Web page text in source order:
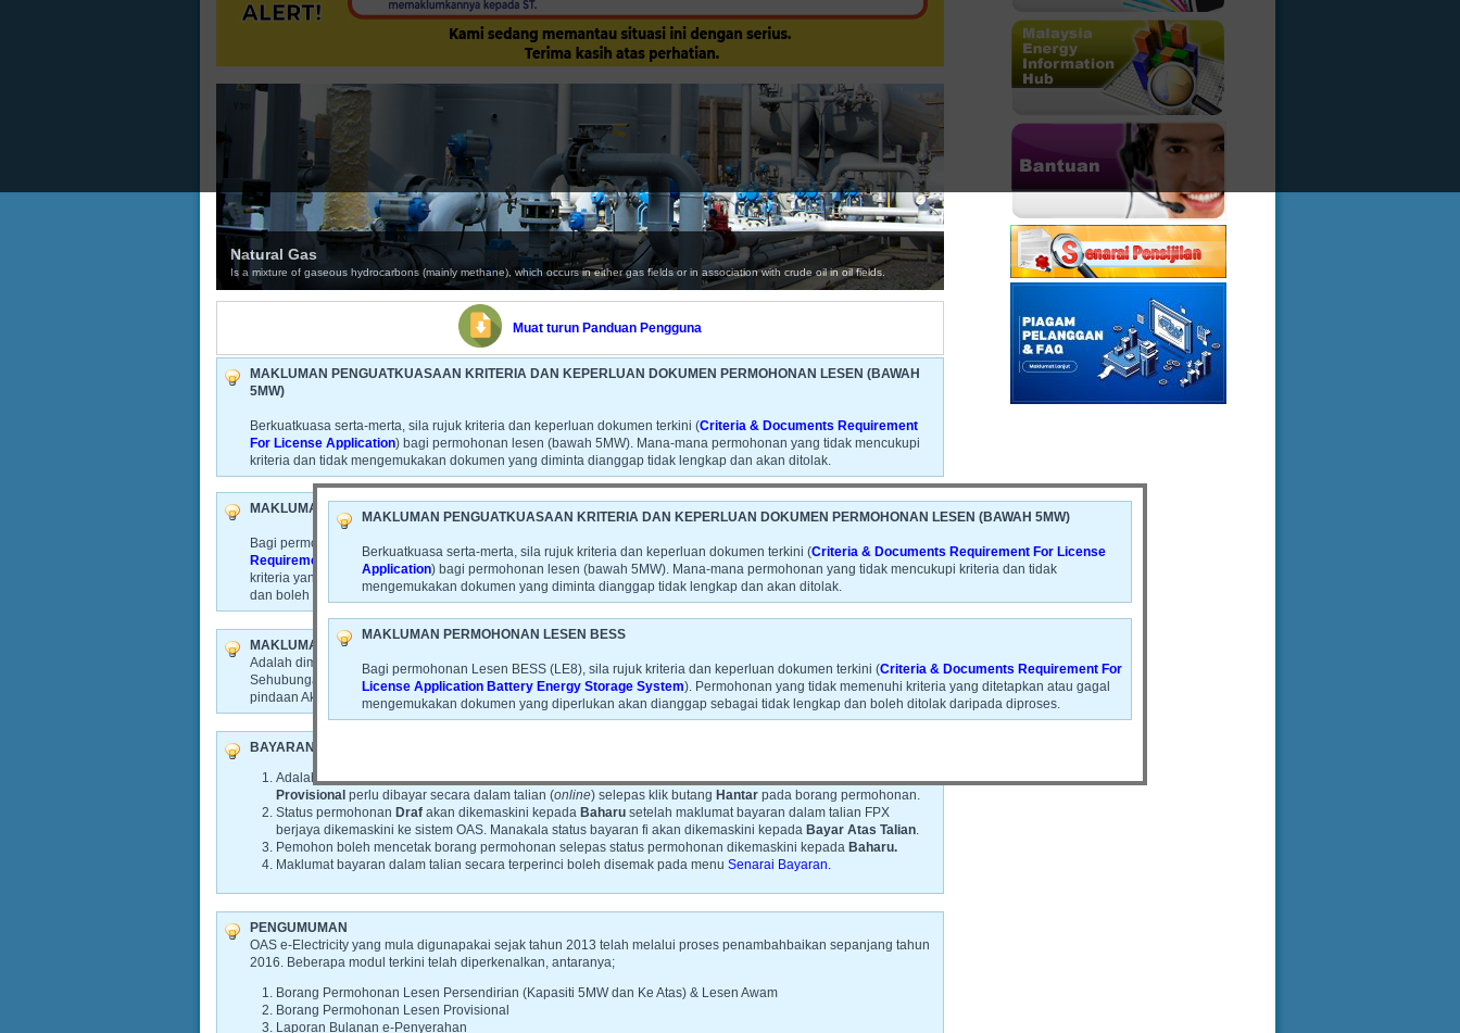
Natural Gas
Is a mixture of gaseous hydrocarbons (mainly methane), which occurs in either gas fields or in association with crude oil in oil fields.
Muat turun Panduan Pengguna
MAKLUMAN PENGUATKUASAAN KRITERIA DAN KEPERLUAN DOKUMEN PERMOHONAN LESEN (BAWAH
5MW)
Berkuatkuasa serta-merta, sila rujuk kriteria dan keperluan dokumen terkini (Criteria & Documents Requirement
For License Application) bagi permohonan lesen (bawah 5MW). Mana-mana permohonan yang tidak mencukupi
kriteria dan tidak mengemukakan dokumen yang diminta dianggap tidak lengkap dan akan ditolak.
MAKLUMAN PERMOHONAN LESEN BESS
Bagi permohonan Lesen BESS (LE8), sila rujuk kriteria dan keperluan dokumen terkini ( Criteria & Documents
Requirement For License Application Battery Energy Storage System). Permohonan yang tidak memenuhi
kriteria yang ditetapkan atau gagal mengemukakan dokumen yang diperlukan akan dianggap sebagai tidak lengkap
dan boleh ditolak daripada diproses.
MAKLUMAN
Adalah dimaklumkan bahawa Akta Bekalan Gas (Pindaan) 2016 telah mula berkuat kuasa pada 16 Januari 2017.
Sehubungan dengan itu, aplikasi dalam talian (e-Gas) bagi permohonan lesen telah ditambah baik selaras dengan
pindaan Akta tersebut.
BAYARAN FI PEMPROSESAN
Adalah dimaklumkan bahawa fi pemprosesan bagi permohonanJG1, JG8, JG9, Lesen Awam dan Lesen
Provisional perlu dibayar secara dalam talian (online) selepas klik butang Hantar pada borang permohonan.
Status permohonan Draf akan dikemaskini kepada Baharu setelah maklumat bayaran dalam talian FPX
berjaya dikemaskini ke sistem OAS. Manakala status bayaran fi akan dikemaskini kepada Bayar Atas Talian.
Pemohon boleh mencetak borang permohonan selepas status permohonan dikemaskini kepada Baharu.
Maklumat bayaran dalam talian secara terperinci boleh disemak pada menu Senarai Bayaran.
PENGUMUMAN
OAS e-Electricity yang mula digunapakai sejak tahun 2013 telah melalui proses penambahbaikan sepanjang tahun
2016. Beberapa modul terkini telah diperkenalkan, antaranya;
Borang Permohonan Lesen Persendirian (Kapasiti 5MW dan Ke Atas) & Lesen Awam
Borang Permohonan Lesen Provisional
Laporan Bulanan e-Penyerahan
MAKLUMAN PENGUATKUASAAN KRITERIA DAN KEPERLUAN DOKUMEN PERMOHONAN LESEN (BAWAH 5MW)
Berkuatkuasa serta-merta, sila rujuk kriteria dan keperluan dokumen terkini (Criteria & Documents Requirement For License
Application) bagi permohonan lesen (bawah 5MW). Mana-mana permohonan yang tidak mencukupi kriteria dan tidak
mengemukakan dokumen yang diminta dianggap tidak lengkap dan akan ditolak.
MAKLUMAN PERMOHONAN LESEN BESS
Bagi permohonan Lesen BESS (LE8), sila rujuk kriteria dan keperluan dokumen terkini (Criteria & Documents Requirement For
License Application Battery Energy Storage System). Permohonan yang tidak memenuhi kriteria yang ditetapkan atau gagal
mengemukakan dokumen yang diperlukan akan dianggap sebagai tidak lengkap dan boleh ditolak daripada diproses.